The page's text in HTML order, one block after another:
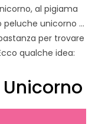
al pigiama
peluche unicorno …
per trovare
qualche idea: